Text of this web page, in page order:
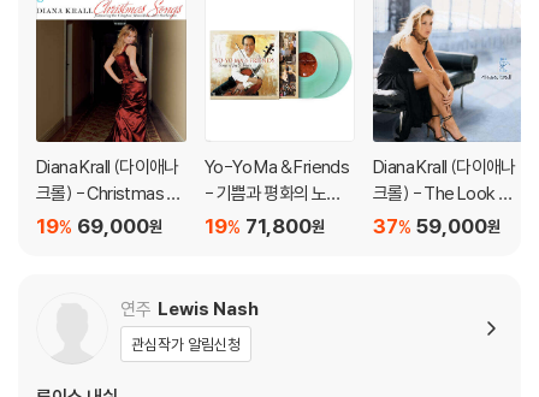
재생이 불안정한 경우 스태빌라이저를 사용하시면 좀 더 안정적인 재생이
가능합니다.
2) 재생 음역의 왜곡을 최소화 하고 반복 재생시에도 최대한 일관되게 유
지되도록 디스크 센터 홀 구경이 작게 제작되는 경우가 있습니다. 턴테이
블 스핀들에 맞지 않는 경우에는 전용 제품 등을 이용하여 센터 홀을 조정
하시면 해결됩니다.
3) 디스크에 미세한 잔 흠집이 남아있거나 인쇄 면이 깨끗하지 않은 경우
가 있으며, 이는 상품의 불량이 아닙니다. 단, 재생에 이상이 있는 경우에는
아래에 해당하는 경우는 불량이 아니므로 개봉 후 반품/교환이 불가합니
1) 컬러 디스크는 웹 이미지와 실제 색상이 차이가 날 수 있습니다.
Diana Krall (다이애나
크롤) - Christmas S
ongs [레드 앤 그린 스
69,000원
19%
Yo-Yo Ma & Friends
- 기쁨과 평화의 노래
(Songs Of Joy & Pe
71,800원
19%
Diana Krall (다이애나
크롤) - The Look Of
Love [2LP]
59,000원
37%
연주 Lewis Nash
관심작가 알림신청